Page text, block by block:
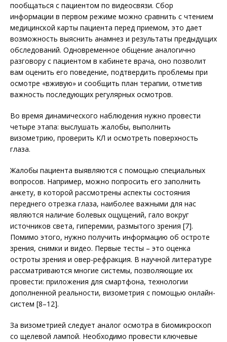
пообщаться с пациентом по видеосвязи. Сбор
информации в первом режиме можно сравнить с чтением
медицинской карты пациента перед приемом, это дает
возможность выяснить анамнез и результаты предыдущих
обследований. Одновременное общение аналогично
разговору с пациентом в кабинете врача, оно позволит
вам оценить его поведение, подтвердить проблемы при
осмотре «вживую» и сообщить план терапии, отметив
важность последующих регулярных осмотров.
Во время динамического наблюдения нужно провести
четыре этапа: выслушать жалобы, выполнить
визометрию, проверить КЛ и осмотреть поверхность
глаза.
Жалобы пациента выявляются с помощью специальных
вопросов. Например, можно попросить его заполнить
анкету, в которой рассмотрены аспекты состояния
переднего отрезка глаза, наиболее важными для нас
являются наличие болевых ощущений, гало вокруг
источников света, гиперемии, размытого зрения [7].
Помимо этого, нужно получить информацию об остроте
зрения, снимки и видео. Первые тесты – это оценка
остроты зрения и овер-рефракция. В научной литературе
рассматриваются многие системы, позволяющие их
провести: приложения для смартфона, технологии
дополненной реальности, визометрия с помощью онлайн-
систем [8–12].
За визометрией следует аналог осмотра в биомикроскоп
со щелевой лампой. Необходимо провести ключевые